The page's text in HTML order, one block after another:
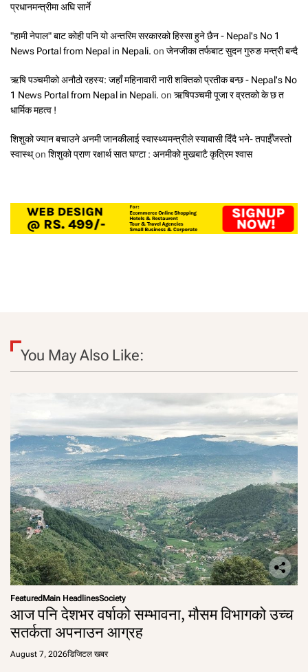
प्रधानमन्त्रीमा अघि सार्ने
"हामी नेपाल" बाट कोही पनि यो अन्तरिम सरकारको हिस्सा हुने छैन - Nepal's No 1
News Portal from Nepal in Nepali. on जेनजीका तर्फबाट सुदन गुरुङ मन्त्री बन्दै
ऋषि पञ्चमीको अनौठो रहस्य: जहाँ महिनावारी नारी शक्तिको प्रतीक बन्छ - Nepal's No
1 News Portal from Nepal in Nepali. on ऋषिपञ्चमी पूजा र व्रतको के छ त
धार्मिक महत्व !
शिशुको ज्यान बचाउने अनमी जानकीलाई स्वास्थ्यमन्त्रीले स्याबासी दिँदै भने- तपाईँजस्तो
स्वास्थ्on शिशुको प्राण रक्षार्थ सात घण्टा : अनमीको मुखबाटै कृत्रिम श्वास
You May Also Like:
FeaturedMain HeadlinesSociety
आज पनि देशभर वर्षाको सम्भावना, मौसम विभागको उच्च
सतर्कता अपनाउन आग्रह
August 7, 2026डिजिटल खबर